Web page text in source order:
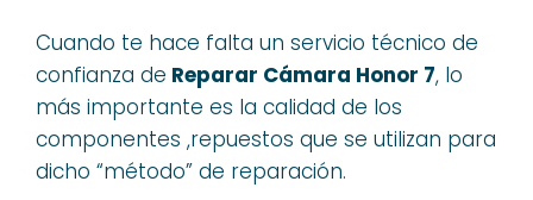
Cuando te hace falta un servicio técnico de
confianza de Reparar Cámara Honor 7, lo
más importante es la calidad de los
componentes ,repuestos que se utilizan para
dicho “método” de reparación.